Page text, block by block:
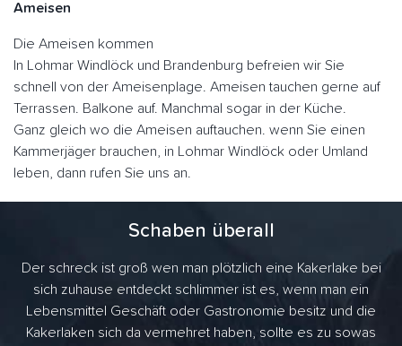
Ameisen
Die Ameisen kommen
In Lohmar Windlöck und Brandenburg befreien wir Sie
schnell von der Ameisenplage. Ameisen tauchen gerne auf
Terrassen. Balkone auf. Manchmal sogar in der Küche.
Ganz gleich wo die Ameisen auftauchen. wenn Sie einen
Kammerjäger brauchen, in Lohmar Windlöck oder Umland
leben, dann rufen Sie uns an.
Schaben überall
Der schreck ist groß wen man plötzlich eine Kakerlake bei
sich zuhause entdeckt schlimmer ist es, wenn man ein
Lebensmittel Geschäft oder Gastronomie besitz und die
Kakerlaken sich da vermehret haben, sollte es zu sowas